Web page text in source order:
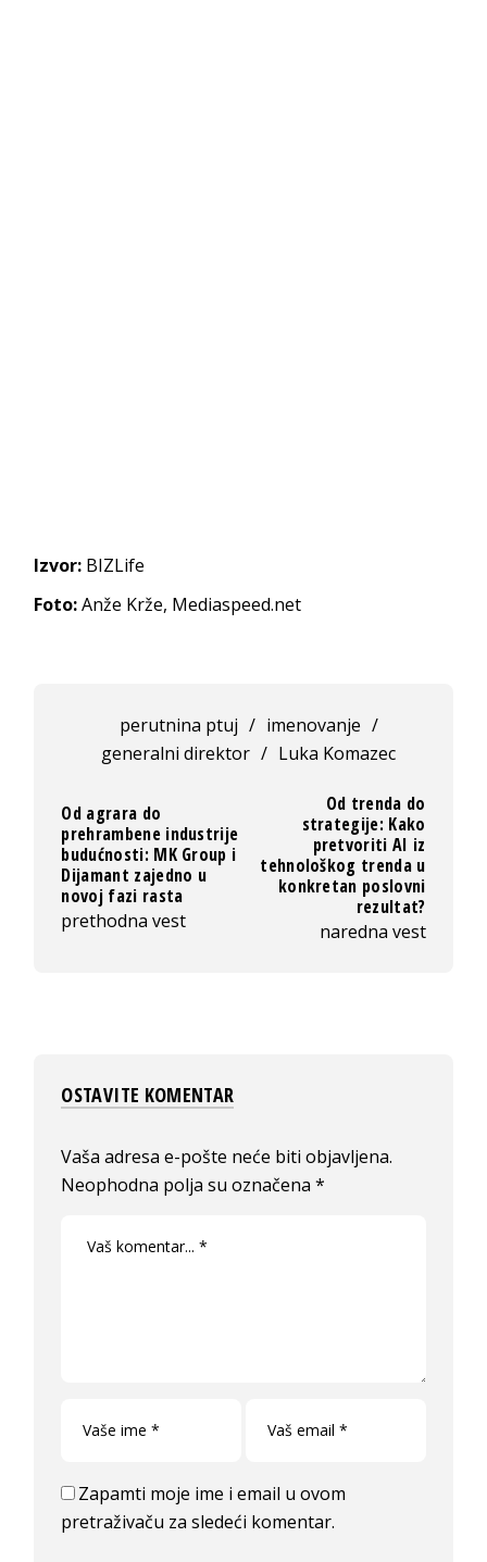
Izvor: BIZLife
Foto:Anže Krže, Mediaspeed.net
perutnina ptuj / imenovanje /
generalni direktor / Luka Komazec
Od agrara do
prehrambene industrije
budućnosti: MK Group i
Dijamant zajedno u
novoj fazi rasta
prethodna vest
Od trenda do
strategije: Kako
pretvoriti AI iz
tehnološkog trenda u
konkretan poslovni
rezultat?
naredna vest
OSTAVITE KOMENTAR
Vaša adresa e-pošte neće biti objavljena.
Neophodna polja su označena*
Zapamti moje ime i email u ovom
pretraživaču za sledeći komentar.